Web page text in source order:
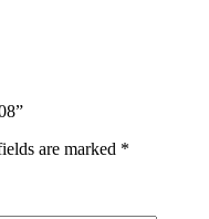
are marked *